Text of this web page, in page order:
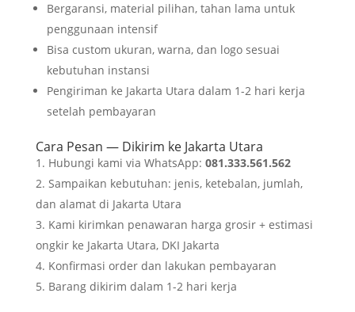
Bergaransi, material pilihan, tahan lama untuk
penggunaan intensif
Bisa custom ukuran, warna, dan logo sesuai
kebutuhan instansi
Pengiriman ke Jakarta Utara dalam 1-2 hari kerja
setelah pembayaran
Cara Pesan — Dikirim ke Jakarta Utara
Hubungi kami via WhatsApp: 081.333.561.562
Sampaikan kebutuhan: jenis, ketebalan, jumlah,
dan alamat di Jakarta Utara
Kami kirimkan penawaran harga grosir + estimasi
ongkir ke Jakarta Utara, DKI Jakarta
Konfirmasi order dan lakukan pembayaran
Barang dikirim dalam 1-2 hari kerja